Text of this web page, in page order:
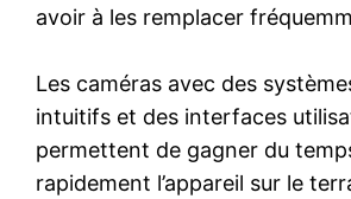
avoir à les remplacer
Les caméras avec des
intuitifs et des interfaces
permettent de gagner du
rapidement l’appareil sur le